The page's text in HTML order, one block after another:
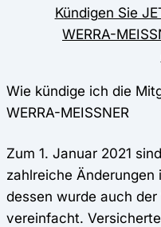
Kündigen Sie
WERRA-
Wie kündige ich die
WERRA-MEISSNER
Zum 1. Januar 2021
zahlreiche
dessen wurde auch
vereinfacht.